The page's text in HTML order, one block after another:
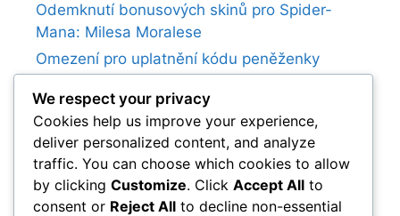
Odemknutí bonusových skinů pro Spider-
Mana: Milesa Moralese
Omezení pro uplatnění kódu peněženky
Spider-Man: Miles Morales Speciální edice –
Bonusy
Spider-Man: Miles Morales Propagační
bonusy
Spider-Man: Miles Morales Bonusy za
We respect your privacy
Cookies help us improve your experience,
deliver personalized content, and analyze
traffic. You can choose which cookies to allow
by clicking Customize. Click Accept All to
consent or Reject All to decline non-essential